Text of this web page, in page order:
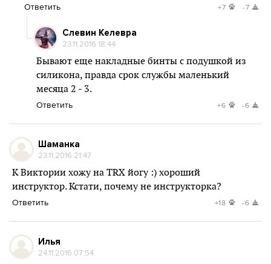
Ответить +7 -7
Слевин Келевра
23.11.2016 18:44
Бывают еще накладные бинты с подушкой из
силикона, правда срок службы маленький
месяца 2 - 3.
Ответить +6 -6
Шаманка
23.11.2016 21:47
К Виктории хожу на TRX йогу :) хороший
инструктор. Кстати, почему не инструкторка?
Ответить +18 -6
Илья
24.11.2016 07:54